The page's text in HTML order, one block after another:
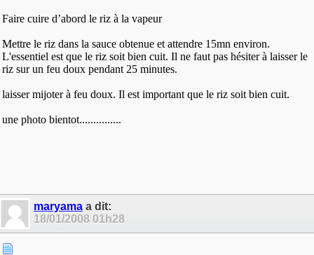
Faire cuire d’abord le riz à la vapeur
Mettre le riz dans la sauce obtenue et attendre 15mn environ.
L'essentiel est que le riz soit bien cuit. Il ne faut pas hésiter à laisser le
riz sur un feu doux pendant 25 minutes.
laisser mijoter à feu doux. Il est important que le riz soit bien cuit.
une photo bientot...............
maryama a dit:
18/01/2008 01h28